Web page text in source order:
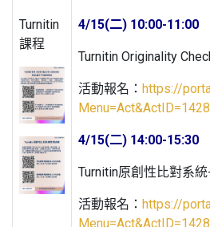
Turnitin
課程
4/15(二) 10:00-11:00
Turnitin Originality
活動報名： https://
4/15(二) 14:00-15:30
Turnitin原創性比對系
活動報名： https://